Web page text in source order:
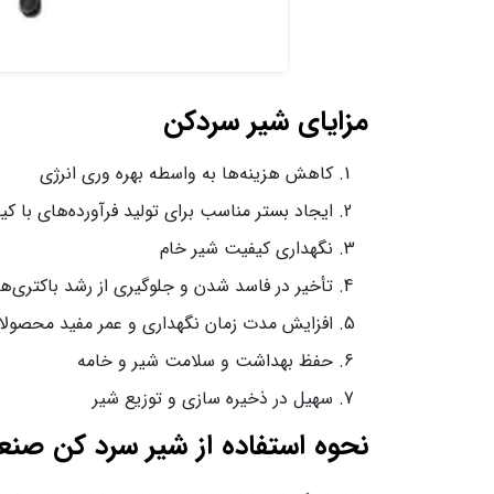
مزایای شیر سردکن
کاهش هزینه‌ها به واسطه بهره ‌وری انرژی
ایجاد بستر مناسب برای تولید فرآورده‌های با
نگهداری کیفیت شیر خام
تأخیر در فاسد شدن و جلوگیری از رشد
افزایش مدت ‌زمان نگهداری و عمر مفید
حفظ بهداشت و سلامت شیر و خامه
سهیل در ذخیره‌ سازی و توزیع شیر
نحوه استفاده از شیر سرد کن